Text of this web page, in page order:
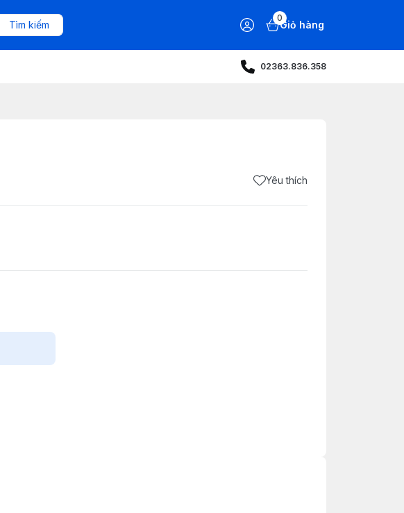
Tìm kiếm
0
Giỏ hàng
02363.836.358
Yêu thích